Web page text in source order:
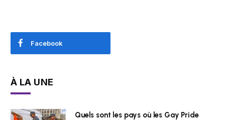
Facebook
À LA UNE
Quels sont les pays où les Gay Pride